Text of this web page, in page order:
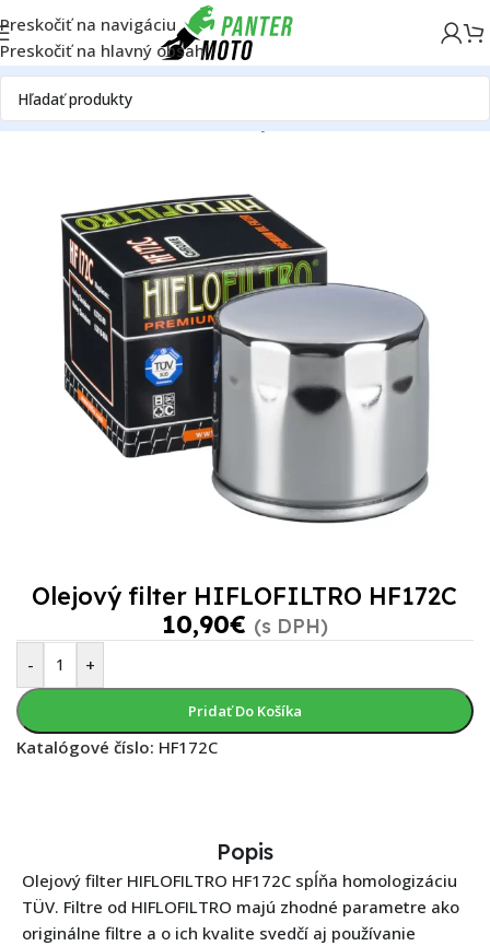
Preskočiť na navigáciu
Preskočiť na hlavný obsah
DomovOFF ROADMotorFiltreOlejové filtre
Olejový filter HIFLOFILTRO HF172C
10,90€ (s DPH)
- +
Pridať Do Košíka
Katalógové číslo: HF172C
Popis
Olejový filter HIFLOFILTRO HF172C spĺňa homologizáciu
TÜV. Filtre od HIFLOFILTRO majú zhodné parametre ako
originálne filtre a o ich kvalite svedčí aj používanie